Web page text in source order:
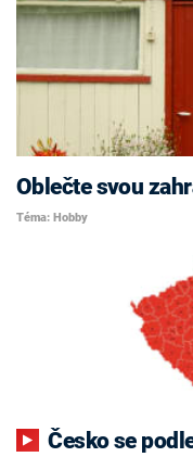
Oblečte svou
Téma: Hobby
Česko se podle semaforu zbarvilo do